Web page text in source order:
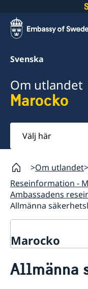
Svenska
Om utlandet
Marocko
Välj
här
Om utlandet
Reseinformation -
Ambassadens
Allmänna
Marocko
Hjälp till
Allmänna